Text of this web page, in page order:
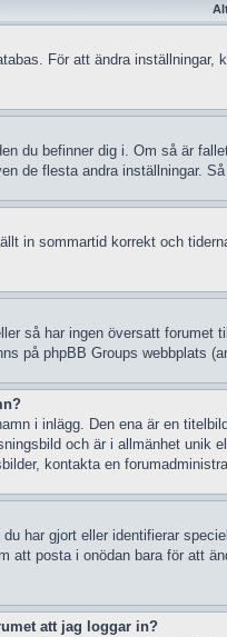
För att ändra inställningar,
du befinner dig i. Om så är
de flesta andra inställningar.
in sommartid korrekt och
så har ingen översatt
på phpBB Groups webbplats
i inlägg. Den ena är en
och är i allmänhet
kontakta en
har gjort eller identifierar
att posta i onödan bara för att
att jag loggar in?